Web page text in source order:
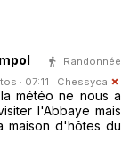
Randonnée
· 07:11 · Chessyca
météo ne nous a
l'Abbaye mais
maison d'hôtes du